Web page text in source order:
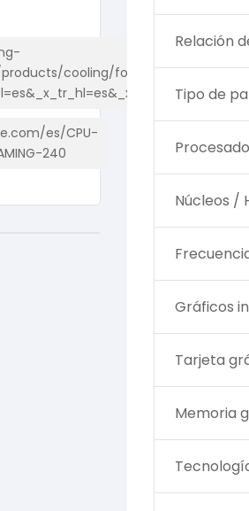
Relación
Tipo de
Núcleos /
Gráficos
Tarjeta
Memoria
cooling/forza85/?
es/CPU-
240